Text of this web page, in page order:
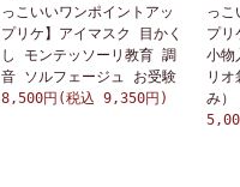
っこいいワンポイントアッ
プリケ】アイマスク 目かく
し モンテッソーリ教育 調
音 ソルフェージュ お受験
8,500円(税込 9,350円)
っこ
プリ
小物
リ
み）